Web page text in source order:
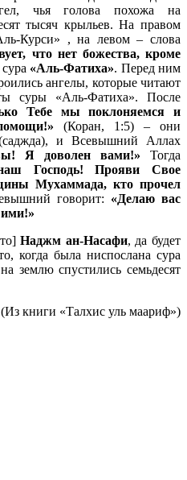
чья голова похожа на
тысяч крыльев. На правом
Курси» , на левом – слова
что нет божества, кроме
«Аль-Фатиха». Перед ним
ангелы, которые читают
суры «Аль-Фатиха». После
Тебе мы поклоняемся и
(Коран, 1:5) – они
и Всевышний Аллах
Я доволен вами!» Тогда
Господь! Прояви Свое
Мухаммада, кто прочел
говорит: «Делаю вас
Наджм ан-Насафи, да будет
когда была ниспослана сура
землю спустились семьдесят
(Из книги «Талхис уль маариф»)